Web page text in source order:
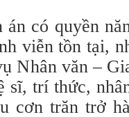
có quyền
viễn tồn tại,
Nhân văn –
sĩ, trí thức,
cơn trăn trở